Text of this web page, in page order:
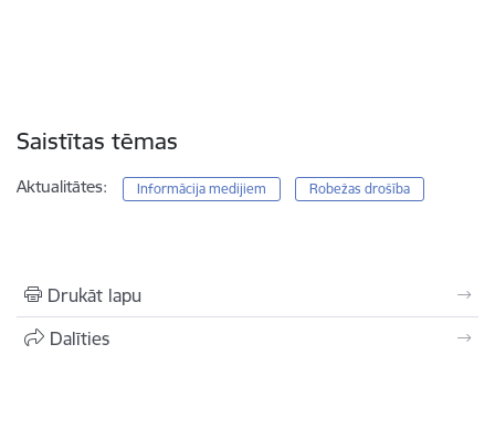
Saistītas tēmas
Aktualitātes: Informācija medijiem Robežas drošība
Drukāt lapu
Dalīties